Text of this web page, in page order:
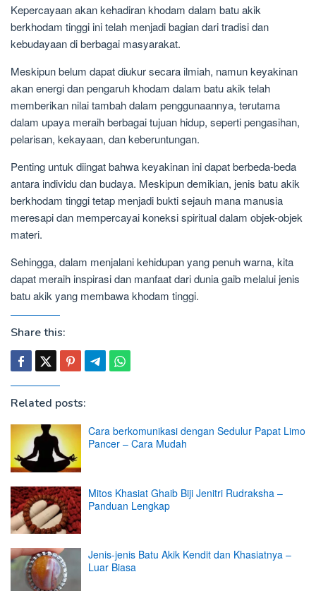
Kepercayaan akan kehadiran khodam dalam batu akik
berkhodam tinggi ini telah menjadi bagian dari tradisi dan
kebudayaan di berbagai masyarakat.
Meskipun belum dapat diukur secara ilmiah, namun keyakinan
akan energi dan pengaruh khodam dalam batu akik telah
memberikan nilai tambah dalam penggunaannya, terutama
dalam upaya meraih berbagai tujuan hidup, seperti pengasihan,
pelarisan, kekayaan, dan keberuntungan.
Penting untuk diingat bahwa keyakinan ini dapat berbeda-beda
antara individu dan budaya. Meskipun demikian, jenis batu akik
berkhodam tinggi tetap menjadi bukti sejauh mana manusia
meresapi dan mempercayai koneksi spiritual dalam objek-objek
materi.
Sehingga, dalam menjalani kehidupan yang penuh warna, kita
dapat meraih inspirasi dan manfaat dari dunia gaib melalui jenis
batu akik yang membawa khodam tinggi.
Share this:
Related posts:
Cara berkomunikasi dengan Sedulur Papat Limo
Pancer – Cara Mudah
Mitos Khasiat Ghaib Biji Jenitri Rudraksha –
Panduan Lengkap
Jenis-jenis Batu Akik Kendit dan Khasiatnya –
Luar Biasa